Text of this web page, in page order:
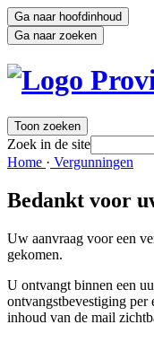
Ga naar hoofdinhoud
Ga naar zoeken
Toon zoeken
Zoek in de site
Home · Vergunningen
Bedankt voor
Uw aanvraag voor een
gekomen.
U ontvangt binnen een
ontvangstbevestiging per
inhoud van de mail